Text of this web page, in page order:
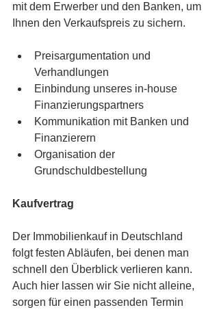
mit dem Erwerber und den Banken, um
Ihnen den Verkaufspreis zu sichern.
Preisargumentation und
Verhandlungen
Einbindung unseres in-house
Finanzierungspartners
Kommunikation mit Banken und
Finanzierern
Organisation der
Grundschuldbestellung
Kaufvertrag
Der Immobilienkauf in Deutschland
folgt festen Abläufen, bei denen man
schnell den Überblick verlieren kann.
Auch hier lassen wir Sie nicht alleine,
sorgen für einen passenden Termin